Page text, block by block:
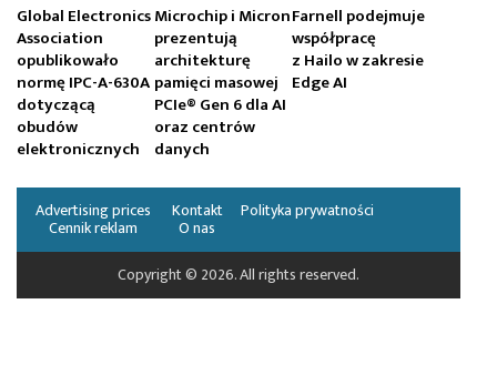
Global Electronics
Association
opublikowało
normę IPC-A-630A
dotyczącą
obudów
elektronicznych
Microchip i Micron
prezentują
architekturę
pamięci masowej
PCIe® Gen 6 dla AI
oraz centrów
danych
Farnell podejmuje
współpracę
z Hailo w zakresie
Edge AI
Cennik reklam
Advertising prices Kontakt
O nas
Polityka prywatności
Copyright © 2026. All rights reserved.